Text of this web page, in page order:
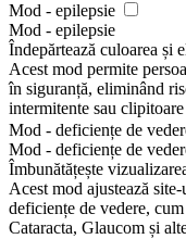
Mod - epilepsie
Mod - epilepsie
Îndepărtează culoarea și
Acest mod permite
în siguranță, eliminând
intermitente sau
Mod - deficiențe de
Mod - deficiențe de
Îmbunătățește
Acest mod ajustează
deficiențe de vedere,
Cataracta, Glaucom și